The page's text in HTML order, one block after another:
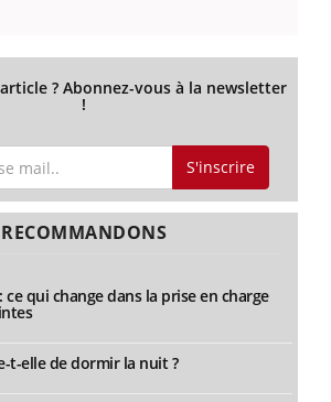
? Abonnez-vous à la newsletter
!
S'inscrire
qui change dans la prise en charge
t-elle de dormir la nuit ?